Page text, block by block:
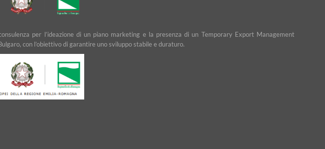
per l’ideazione di un piano marketing e la presenza di un Temporary Export Management
con l’obiettivo di garantire uno sviluppo stabile e duraturo.